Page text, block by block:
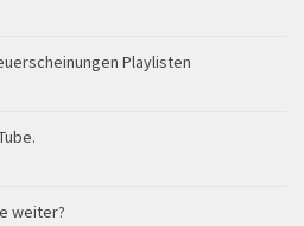
Playlisten
weiter?